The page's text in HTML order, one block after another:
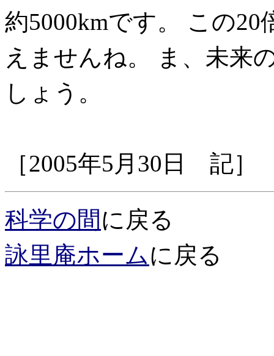
約5000kmです。 この
えませんね。 ま、未来
しょう。
［2005年5月30日 記］
科学の間に戻る
詠里庵ホームに戻る